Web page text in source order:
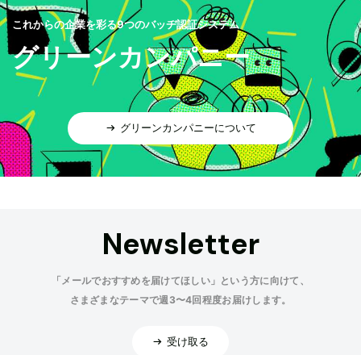
これからの企業を彩る9つのバッヂ認証システム
グリーンカンパニー
グリーンカンパニーについて
Newsletter
「メールでおすすめを届けてほしい」という方に向けて、
さまざまなテーマで週3〜4回程度お届けします。
受け取る